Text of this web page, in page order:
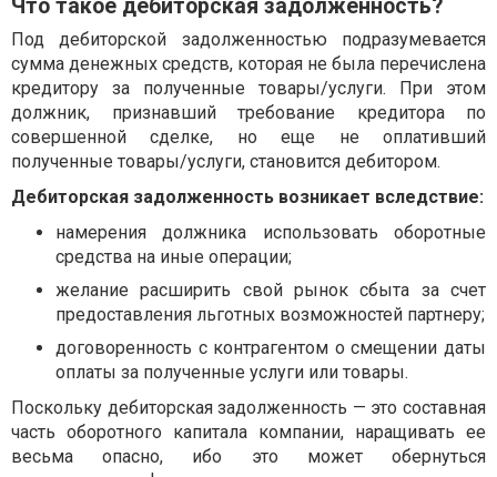
Что такое дебиторская задолженность?
Под дебиторской задолженностью подразумевается
сумма денежных средств, которая не была перечислена
кредитору за полученные товары/услуги. При этом
должник, признавший требование кредитора по
совершенной сделке, но еще не оплативший
полученные товары/услуги, становится дебитором.
Дебиторская задолженность возникает вследствие:
намерения должника использовать оборотные
средства на иные операции;
желание расширить свой рынок сбыта за счет
предоставления льготных возможностей партнеру;
договоренность с контрагентом о смещении даты
оплаты за полученные услуги или товары.
Поскольку дебиторская задолженность — это составная
часть оборотного капитала компании, наращивать ее
весьма опасно, ибо это может обернуться